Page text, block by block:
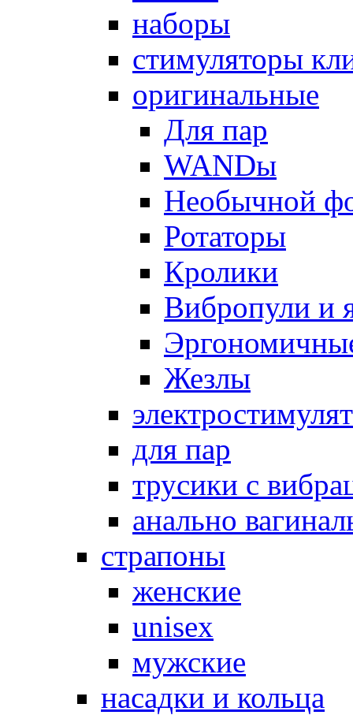
наборы
стимуляторы
оригинальные
Для пар
WANDы
Необычной
Ротаторы
Кролики
Вибропули и
Жезлы
для пар
трусики с
анально
страпоны
женские
unisex
мужские
насадки и кольца